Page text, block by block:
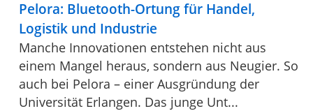
Pelora: Bluetooth-Ortung für Handel,
Logistik und Industrie
Manche Innovationen entstehen nicht aus
einem Mangel heraus, sondern aus Neugier. So
auch bei Pelora – einer Ausgründung der
Universität Erlangen. Das junge Unt...